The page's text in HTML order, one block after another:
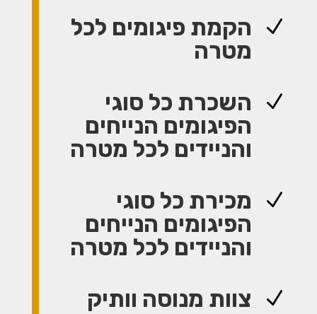
N
הקמת פיגומים לכל
מטרה
N
השכרת כל סוגי
הפיגומים הנייחים
והניידים לכל מטרה
N
מכירת כל סוגי
הפיגומים הנייחים
והניידים לכל מטרה
N צוות מנוסה וותיק